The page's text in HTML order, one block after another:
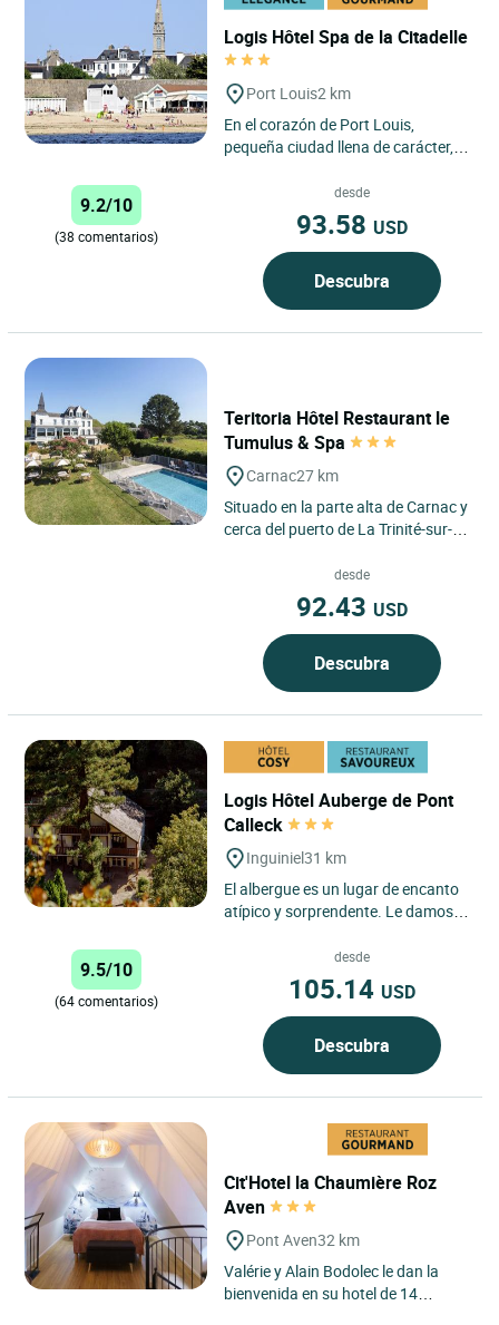
Logis Hôtel Spa de la Citadelle
Port Louis2 km
En el corazón de Port Louis,
pequeña ciudad llena de carácter, el
bienvenida a dos pasos...
9.2/10
(38 comentarios)
desde
93.58 USD
Descubra
Teritoria Hôtel Restaurant le
Tumulus & Spa
Carnac27 km
Situado en la parte alta de Carnac y
cerca del puerto de La Trinité-sur-
«Du Tumulus»...desde
92.43 USD
Descubra
Logis Hôtel Auberge de Pont
Calleck
Inguiniel31 km
El albergue es un lugar de encanto
atípico y sorprendente. Le damos la
nacional de Pont...
9.5/10
(64 comentarios)
desde
105.14 USD
Descubra
Cit'Hotel la Chaumière Roz
Aven
Pont Aven32 km
Valérie y Alain Bodolec le dan la
bienvenida en su hotel de 14